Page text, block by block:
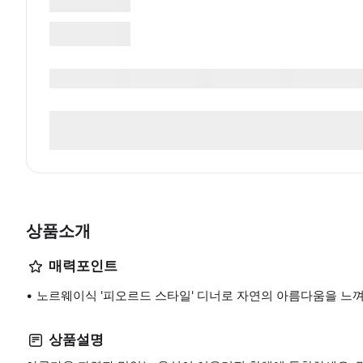
상품소개
매력포인트
노르웨이식 '피오르드 스타일' 디너로 자연의 아름다움을 느
상품설명